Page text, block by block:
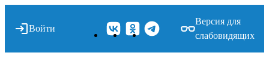
Войти
Версия для
слабовидящих